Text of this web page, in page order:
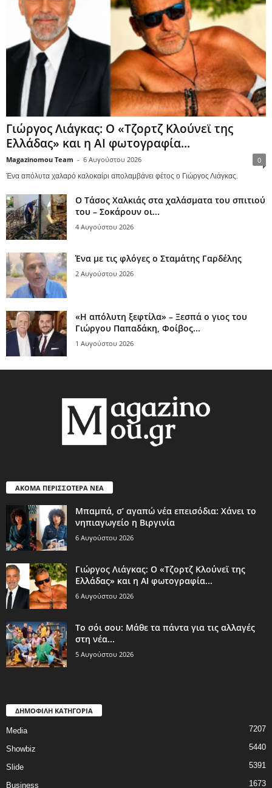
Γιώργος Λιάγκας: Ο «Τζορτζ Κλούνεϊ της
Ελλάδας» και η AI φωτογραφία...
Magazinomou Team - 6 Αυγούστου 2026 0
Ένα απόλυτα χαλαρό καλοκαίρι απολαμβάνει φέτος ο Γιώργος Λιάγκας.
Ο Τάσος Χαλκιάς στα χαλάσματα του σπιτιού
του – Σοκάρουν οι...
4 Αυγούστου 2026
Ένα με τις φλόγες ο Σταμάτης Γαρδέλης
2 Αυγούστου 2026
«Η απόλυτη ξεφτίλα» – Ξεσπά ο γιος του
Γιώργου Παπαδάκη, Φοίβος...
1 Αυγούστου 2026
ΑΚΟΜΑ ΠΕΡΙΣΣΟΤΕΡΑ ΝΕΑ
Μπαμπά, σ’ αγαπώ νέα επεισόδια: Χάνει το
νηπιαγωγείο η Βιργινία
6 Αυγούστου 2026
Γιώργος Λιάγκας: Ο «Τζορτζ Κλούνεϊ της
Ελλάδας» και η AI φωτογραφία...
6 Αυγούστου 2026
Το σόι σου: Μάθε τα πάντα για τις αλλαγές
στη νέα...
5 Αυγούστου 2026
ΔΗΜΟΦΙΛΗ ΚΑΤΗΓΟΡΙΑ
Media 7207
Showbiz 5440
Slide 5391
Business 1673